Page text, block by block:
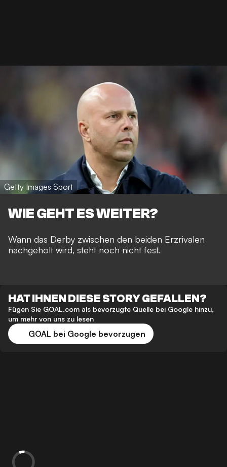
Getty Images Sport
WIE GEHT ES WEITER?
Wann das Derby zwischen den beiden Erzrivalen
nachgeholt wird, steht noch nicht fest.
HAT IHNEN DIESE STORY GEFALLEN?
Fügen Sie GOAL.com als bevorzugte Quelle bei Google hinzu,
um mehr von uns zu lesen
GOAL bei Google bevorzugen